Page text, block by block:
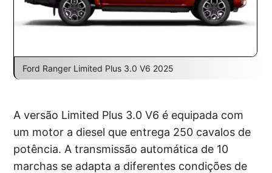
Ford Ranger Limited Plus 3.0 V6 2025
A versão Limited Plus 3.0 V6 é equipada com
um motor a diesel que entrega 250 cavalos de
potência. A transmissão automática de 10
marchas se adapta a diferentes condições de